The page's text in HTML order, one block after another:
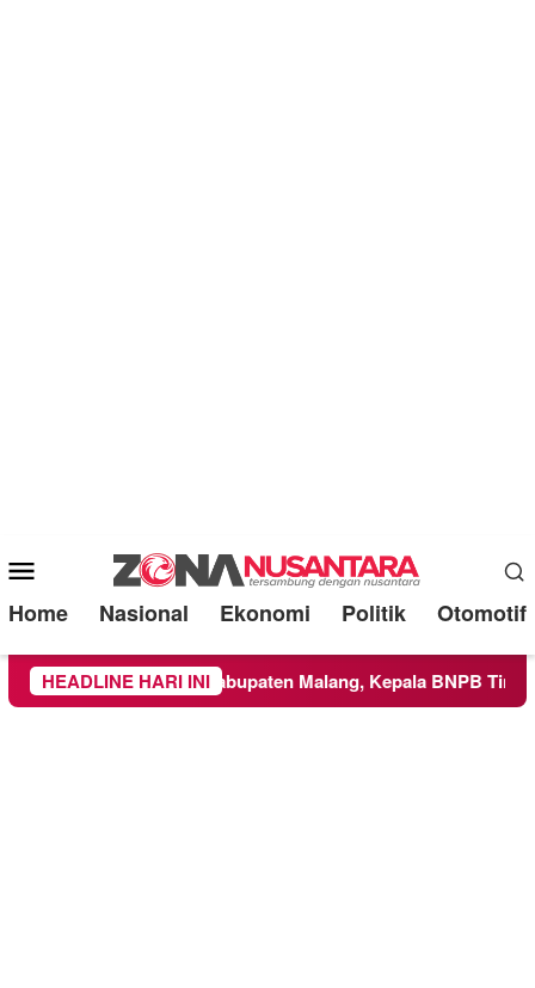
Mobile
Menu
Home Nasional Ekonomi Politik Otomotif
HEADLINE HARI INI
ke Wilayah Kabupaten Malang, Kepala BNPB Tinjau